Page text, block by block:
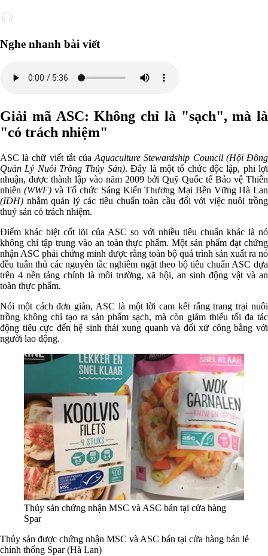
Nghe nhanh bài viết
Giải mã ASC: Không chỉ là "sạch", mà là
"có trách nhiệm"
ASC là chữ viết tắt củaAquaculture Stewardship Council (Hội Đồng
Quản Lý Nuôi Trồng Thủy Sản). Đây là một tổ chức độc lập, phi lợi
nhuận, được thành lập vào năm 2009 bởi Quỹ Quốc tế Bảo vệ Thiên
nhiên (WWF)và Tổ chức Sáng Kiến Thương Mại Bền Vững Hà Lan
(IDH) nhằm quản lý các tiêu chuẩn toàn cầu đối với việc nuôi trồng
thuỷ sản có trách nhiệm.
Điểm khác biệt cốt lõi của ASC so với nhiều tiêu chuẩn khác là nó
không chỉ tập trung vào an toàn thực phẩm. Một sản phẩm đạt chứng
nhận ASC phải chứng minh được rằng toàn bộ quá trình sản xuất ra nó
đều tuân thủ các nguyên tắc nghiêm ngặt theo bộ tiêu chuẩn ASC dựa
trên 4 nền tảng chính là môi trường, xã hội, an sinh động vật và an
toàn thực phẩm.
Nói một cách đơn giản, ASC là một lời cam kết rằng trang trại nuôi
trồng không chỉ tạo ra sản phẩm sạch, mà còn giảm thiểu tối đa tác
động tiêu cực đến hệ sinh thái xung quanh và đối xử công bằng với
người lao động.
Thủy sản chứng nhận MSC và ASC bán tại cửa hàng
Spar
Thủy sản được chứng nhận MSC và ASC bán tại cửa hàng bán lẻ
chính thống Spar (Hà Lan)